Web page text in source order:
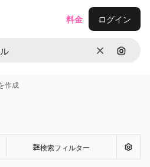
消去 画像で
料金 ログイン
作成
検索フィルター